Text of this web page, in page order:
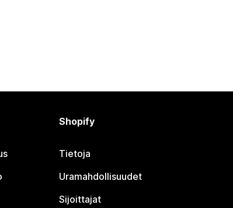
Shopify
Tietoja
Uramahdollisuudet
Sijoittajat